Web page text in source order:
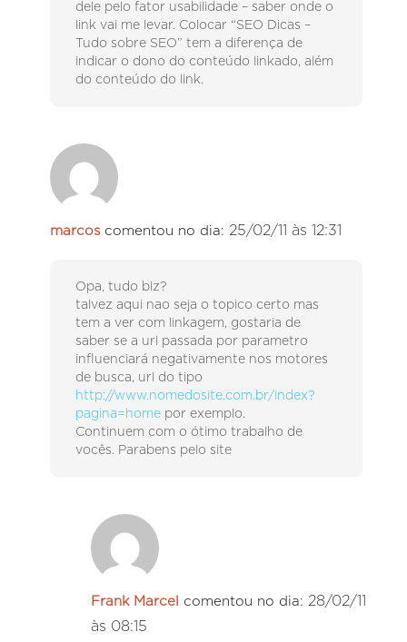
dele pelo fator usabilidade – saber onde o
link vai me levar. Colocar “SEO Dicas –
Tudo sobre SEO” tem a diferença de
indicar o dono do conteúdo linkado, além
do conteúdo do link.
marcos comentou no dia: 25/02/11 às 12:31
Opa, tudo blz?
talvez aqui nao seja o topico certo mas
tem a ver com linkagem, gostaria de
saber se a url passada por parametro
influenciará negativamente nos motores
de busca, url do tipo
http://www.nomedosite.com.br/index?
pagina=home por exemplo.
Continuem com o ótimo trabalho de
vocês. Parabens pelo site
Frank Marcel comentou no dia: 28/02/11
às 08:15